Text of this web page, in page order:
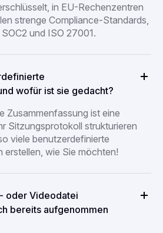
in EU-Rechenzentren
strenge Compliance-Standards,
und ISO 27001.
wofür ist sie gedacht?
Zusammenfassung ist eine
Sitzungsprotokoll strukturieren
viele benutzerdefinierte
erstellen, wie Sie möchten!
oder Videodatei
bereits aufgenommen